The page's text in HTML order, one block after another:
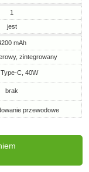
1
jest
mAh
zintegrowany
C, 40W
brak
przewodowe